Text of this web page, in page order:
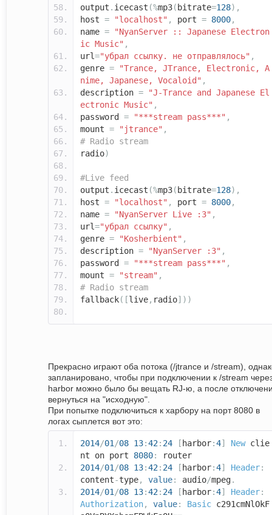
output . icecast (%mp3( bitrate=128),
host = "localhost" , port = 8000,
name =
"NyanServer :: Japanese Electron
ic Music" ,
url="убрал ссылку. не отправлялось" ,
genre =
"Trance, JTrance, Electronic, A
nime, Japanese, Vocaloid" ,
description =
"J-Trance and Japanese El
ectronic Music" ,
password = "***stream pass***" ,
mount = "jtrance" ,
# Radio stream
radio)
#Live feed
output . icecast (%mp3( bitrate=128),
host = "localhost" , port = 8000,
name = "NyanServer Live :3" ,
url="убрал ссылку" ,
genre = "Kosherbient" ,
description = "NyanServer :3" ,
password = "***stream pass***" ,
mount = "stream" ,
# Radio stream
fallback([live, radio]))
Прекрасно играют оба потока (/jtrance и /stream),
запланировано, чтобы при подключении к /stream
harbor можно было бы вещать RJ-ю, а после
вернуться на "исходную".
При попытке подключиться к харбору на порт 8080 в
логах сыплется вот это:
2014/01/08 13:42: 24 [ harbor:4] Newclie
nt on port 8080:
router
2014/01/08 13:42: 24 [ harbor:4] Header:
content-type, value: audio/mpeg.
2014/01/08 13:42: 24 [ harbor:4] Header:
Authorization, value: Basic c291cmNlOkF